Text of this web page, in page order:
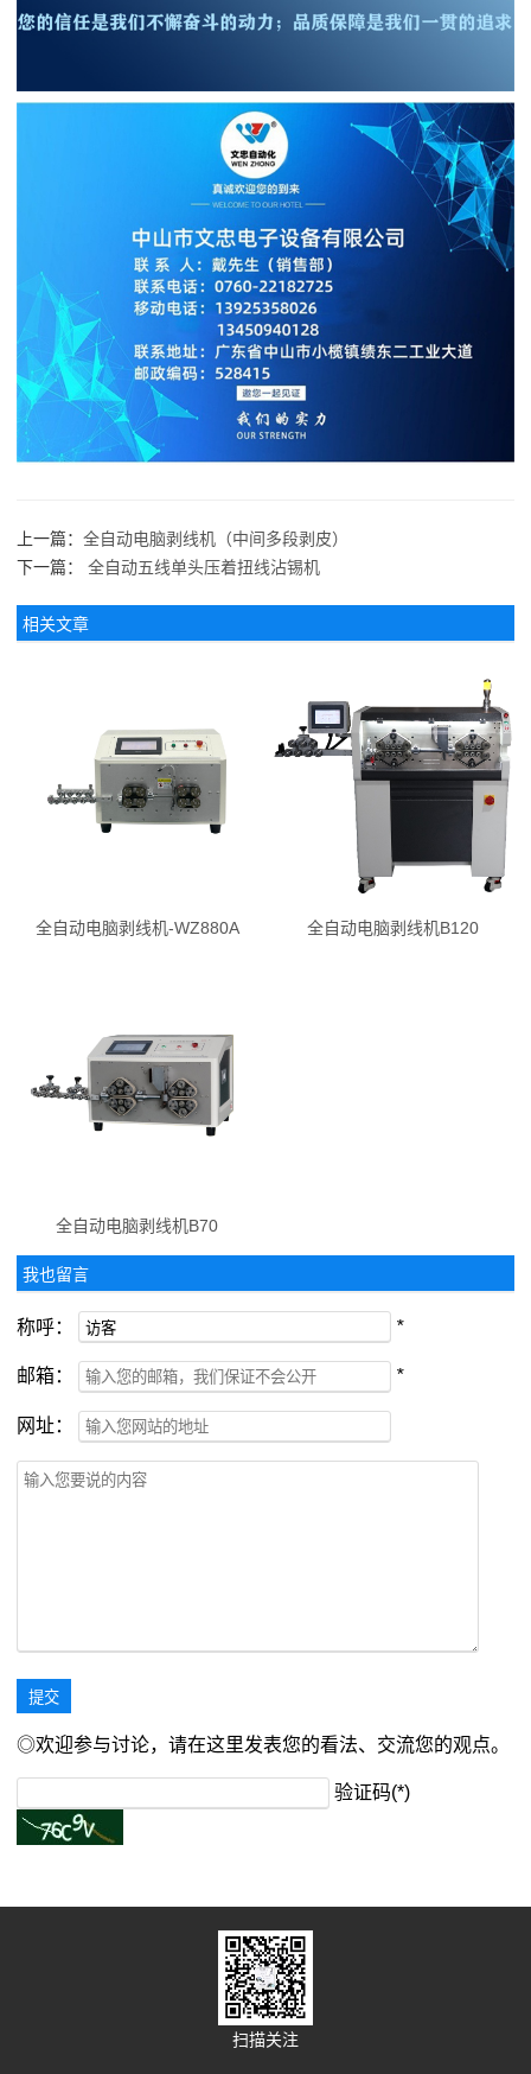
上一篇： 全自动电脑剥线机（中间多段剥皮）
下一篇： 全自动五线单头压着扭线沾锡机
相关文章
全自动电脑剥线机-WZ880A 全自动电脑剥线机B120
全自动电脑剥线机B70
我也留言
称呼： *
邮箱： *
网址：
◎欢迎参与讨论，请在这里发表您的看法、交流您的观点。
验证码(*)
扫描关注